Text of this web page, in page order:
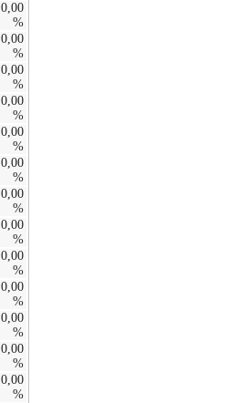
0,00
%
0,00
%
0,00
%
0,00
%
0,00
%
0,00
%
0,00
%
0,00
%
0,00
%
0,00
%
0,00
%
0,00
%
0,00
%